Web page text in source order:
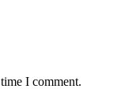
I comment.